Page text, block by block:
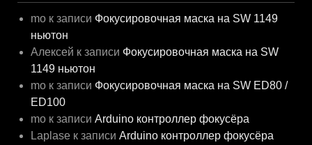
mo к записи Фокусировочная маска на SW 1149
ньютон
Алексей к записи Фокусировочная маска на SW
1149 ньютон
mo к записи Фокусировочная маска на SW ED80 /
ED100
mo к записиArduino контроллер фокусёра
Laplase к записиArduino контроллер фокусёра